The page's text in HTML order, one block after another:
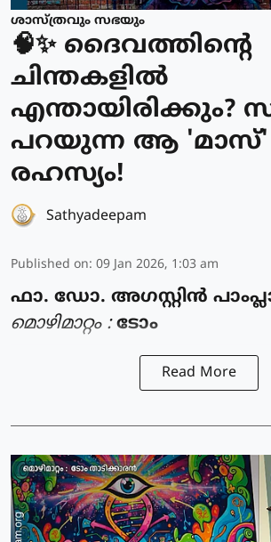
ശാസ്ത്രവും സഭയും
🧠✨ ദൈവത്തിന്റെ
ചിന്തകളിൽ
പറയുന്ന ആ 'മാസ്'
രഹസ്യം!
Sathyadeepam
Published on: 09 Jan 2026, 1:03 am
ഫാ. ഡോ. അഗസ്റ്റിൻ
മൊഴിമാറ്റം : ടോം
Read More